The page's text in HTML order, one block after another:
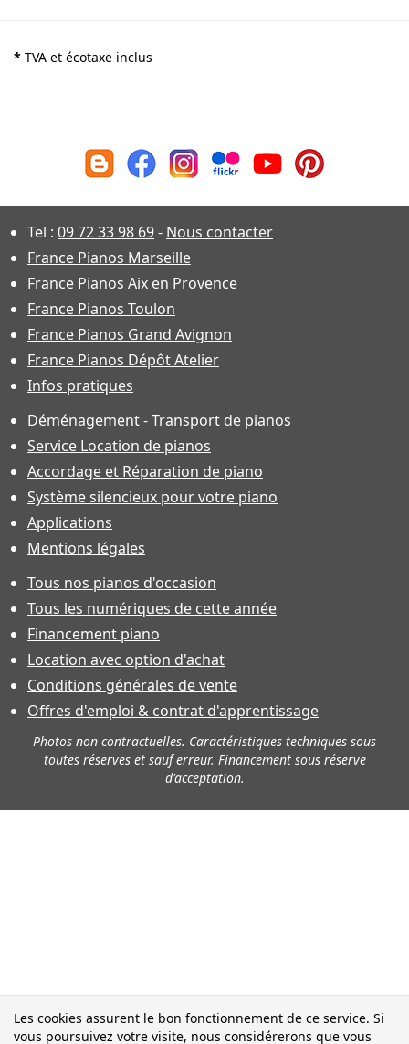
Les cookies assurent le bon fonctionnement de ce service. Si
vous poursuivez votre visite, nous considérerons que vous
* TVA et écotaxe inclus
Tel : 09 72 33 98 69- Nous contacter
France Pianos Marseille
France Pianos Aix en Provence
France Pianos Toulon
France Pianos Grand Avignon
France Pianos Dépôt Atelier
Infos pratiques
Déménagement - Transport de pianos
Service Location de pianos
Accordage et Réparation de piano
Système silencieux pour votre piano
Applications
Mentions légales
Tous nos pianos d'occasion
Tous les numériques de cette année
Financement piano
Location avec option d'achat
Conditions générales de vente
Offres d'emploi & contrat d'apprentissage
Photos non contractuelles. Caractéristiques techniques sous
toutes réserves et sauf erreur. Financement sous réserve
d'acceptation.